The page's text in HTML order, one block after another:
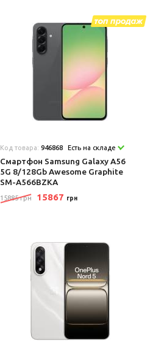
Код товара:946868 Есть на складе
Смартфон Samsung Galaxy A56
5G 8/128Gb Awesome Graphite
SM-A566BZKA
15885 грн 15867 грн